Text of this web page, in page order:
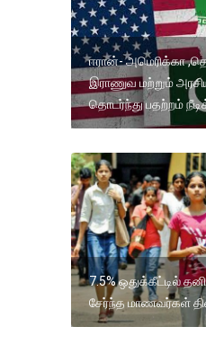
ஈரான்- அமெரிக்கா
இராணுவ மற்றும்
தொடர்ந்து பதற்றம்
7.5% ஒதுக்கீட்டில்
சேர்ந்த மாணவர்கள்